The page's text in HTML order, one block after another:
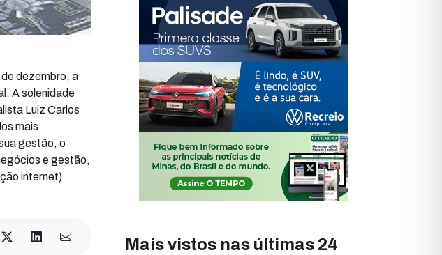
dezembro, a
A solenidade
Luiz Carlos
mais
gestão, o
e gestão,
internet)
Mais vistos nas últimas 24